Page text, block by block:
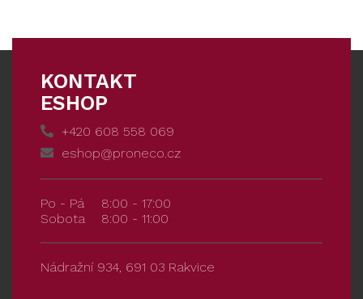
KONTAKT
ESHOP
+420 608 558 069
eshop@proneco.cz
Po - Pá
8:00 - 17:00
Sobota
8:00 - 11:00
Nádražní 934, 691 03 Rakvice